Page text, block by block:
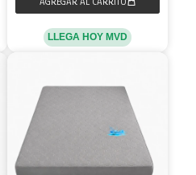
LLEGA HOY MVD